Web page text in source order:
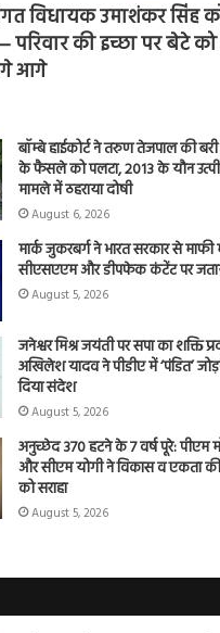
विधायक उमाशंकर सिंह
परिवार की इच्छा पर बेटे को
आगे
बॉम्बे हाईकोर्ट ने तरुण तेजपाल की
के फैसले को पलटा, 2013 के यौन
मामले में ठहराया दोषी
August 6, 2026
मार्क जुकरबर्ग ने भारत सरकार से माफी
सीएसएएम और डीपफेक कंटेंट पर
August 5, 2026
जनेश्वर मिश्र जयंती पर सपा का शक्ति
अखिलेश यादव ने पीडीए में ‘पंडित’
दिया संदेश
August 5, 2026
अनुच्छेद 370 हटने के 7 वर्ष पूरे: पीएम
और सीएम योगी ने विकास व एकता की
को सराहा
August 5, 2026